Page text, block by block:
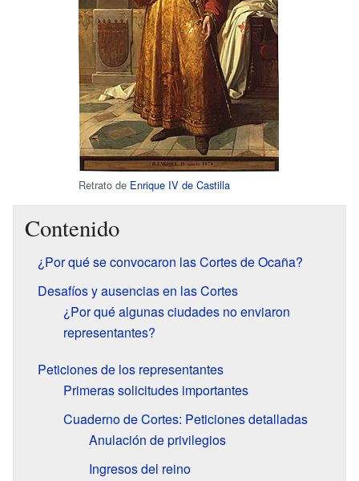
Retrato de Enrique IV de Castilla
Contenido
¿Por qué se convocaron las Cortes de Ocaña?
Desafíos y ausencias en las Cortes
¿Por qué algunas ciudades no enviaron
representantes?
Peticiones de los representantes
Primeras solicitudes importantes
Cuaderno de Cortes: Peticiones detalladas
Anulación de privilegios
Ingresos del reino